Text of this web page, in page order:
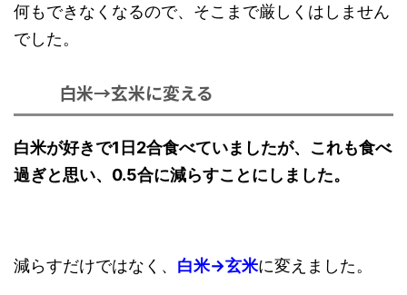
何もできなくなるので、そこまで厳しくはしません
でした。
白米→玄米に変える
白米が好きで1日2合食べていましたが、これも食べ
過ぎと思い、0.5合に減らすことにしました。
減らすだけではなく、 白米→玄米に変えました。